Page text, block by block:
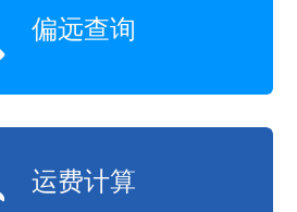
业更快把产品推进市场
问题？
2020/12/24 22:55:57
偏远查询
运费计算